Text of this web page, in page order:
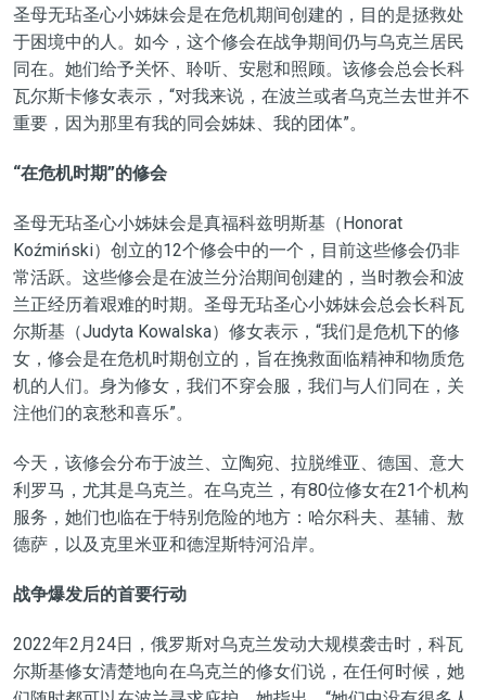
圣母无玷圣心小姊妹会是在危机期间创建的，目的是拯救处
于困境中的人。如今，这个修会在战争期间仍与乌克兰居民
同在。她们给予关怀、聆听、安慰和照顾。该修会总会长科
瓦尔斯卡修女表示，“对我来说，在波兰或者乌克兰去世并不
重要，因为那里有我的同会姊妹、我的团体”。
“在危机时期”的修会
圣母无玷圣心小姊妹会是真福科兹明斯基（Honorat
Koźmiński）创立的12个修会中的一个，目前这些修会仍非
常活跃。这些修会是在波兰分治期间创建的，当时教会和波
兰正经历着艰难的时期。圣母无玷圣心小姊妹会总会长科瓦
尔斯基（Judyta Kowalska）修女表示，“我们是危机下的修
女，修会是在危机时期创立的，旨在挽救面临精神和物质危
机的人们。身为修女，我们不穿会服，我们与人们同在，关
注他们的哀愁和喜乐”。
今天，该修会分布于波兰、立陶宛、拉脱维亚、德国、意大
利罗马，尤其是乌克兰。在乌克兰，有80位修女在21个机构
服务，她们也临在于特别危险的地方：哈尔科夫、基辅、敖
德萨，以及克里米亚和德涅斯特河沿岸。
战争爆发后的首要行动
2022年2月24日，俄罗斯对乌克兰发动大规模袭击时，科瓦
尔斯基修女清楚地向在乌克兰的修女们说，在任何时候，她